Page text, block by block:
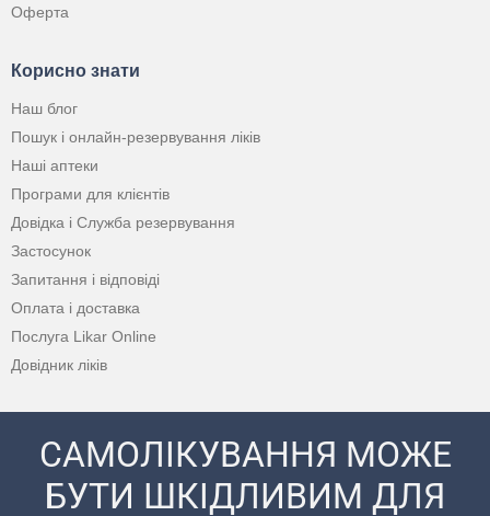
Оферта
Корисно знати
Наш блог
Пошук і онлайн-резервування ліків
Наші аптеки
Програми для клієнтів
Довідка і Служба резервування
Застосунок
Запитання і відповіді
Оплата і доставка
Послуга Likar Online
Довідник ліків
САМОЛІКУВАННЯ МОЖЕ
БУТИ ШКІДЛИВИМ ДЛЯ